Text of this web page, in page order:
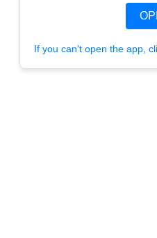
If you can't open the app,